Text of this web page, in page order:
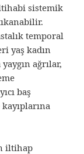
sistemik
temporal
yaş kadın
ağrılar,
baş
iltihap